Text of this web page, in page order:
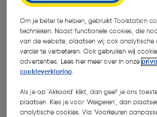
Om je beter te helpen, gebruikt Toolstation
technieken. Naast functionele cookies, die
van de website, plaatsen wij ook analytische
verder te verbeteren. Ook gebruiken wij
advertenties. Lees hier meer over in onze
cookieverklaring.
Als je op 'Akkoord' klikt, dan geef je ons
plaatsen. Kies je voor 'Weigeren', dan
analytische cookies. Via 'Voorkeuren